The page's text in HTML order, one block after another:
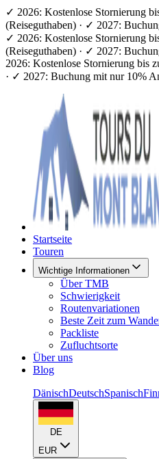
✓ 2026: Kostenlose Stornierung
(Reiseguthaben) · ✓ 2027:
✓ 2026: Kostenlose Stornierung
(Reiseguthaben) · ✓ 2027:
2026: Kostenlose Stornierung bis
· ✓ 2027: Buchung mit nur 10%
Startseite
Touren
Wichtige Informationen
Über TMB
Schwierigkeit
Routenvariationen
Beste Zeit zum
Packliste
Zufluchtsorte
Über uns
Blog
DänischDeutschSpanisch
DE
EUR